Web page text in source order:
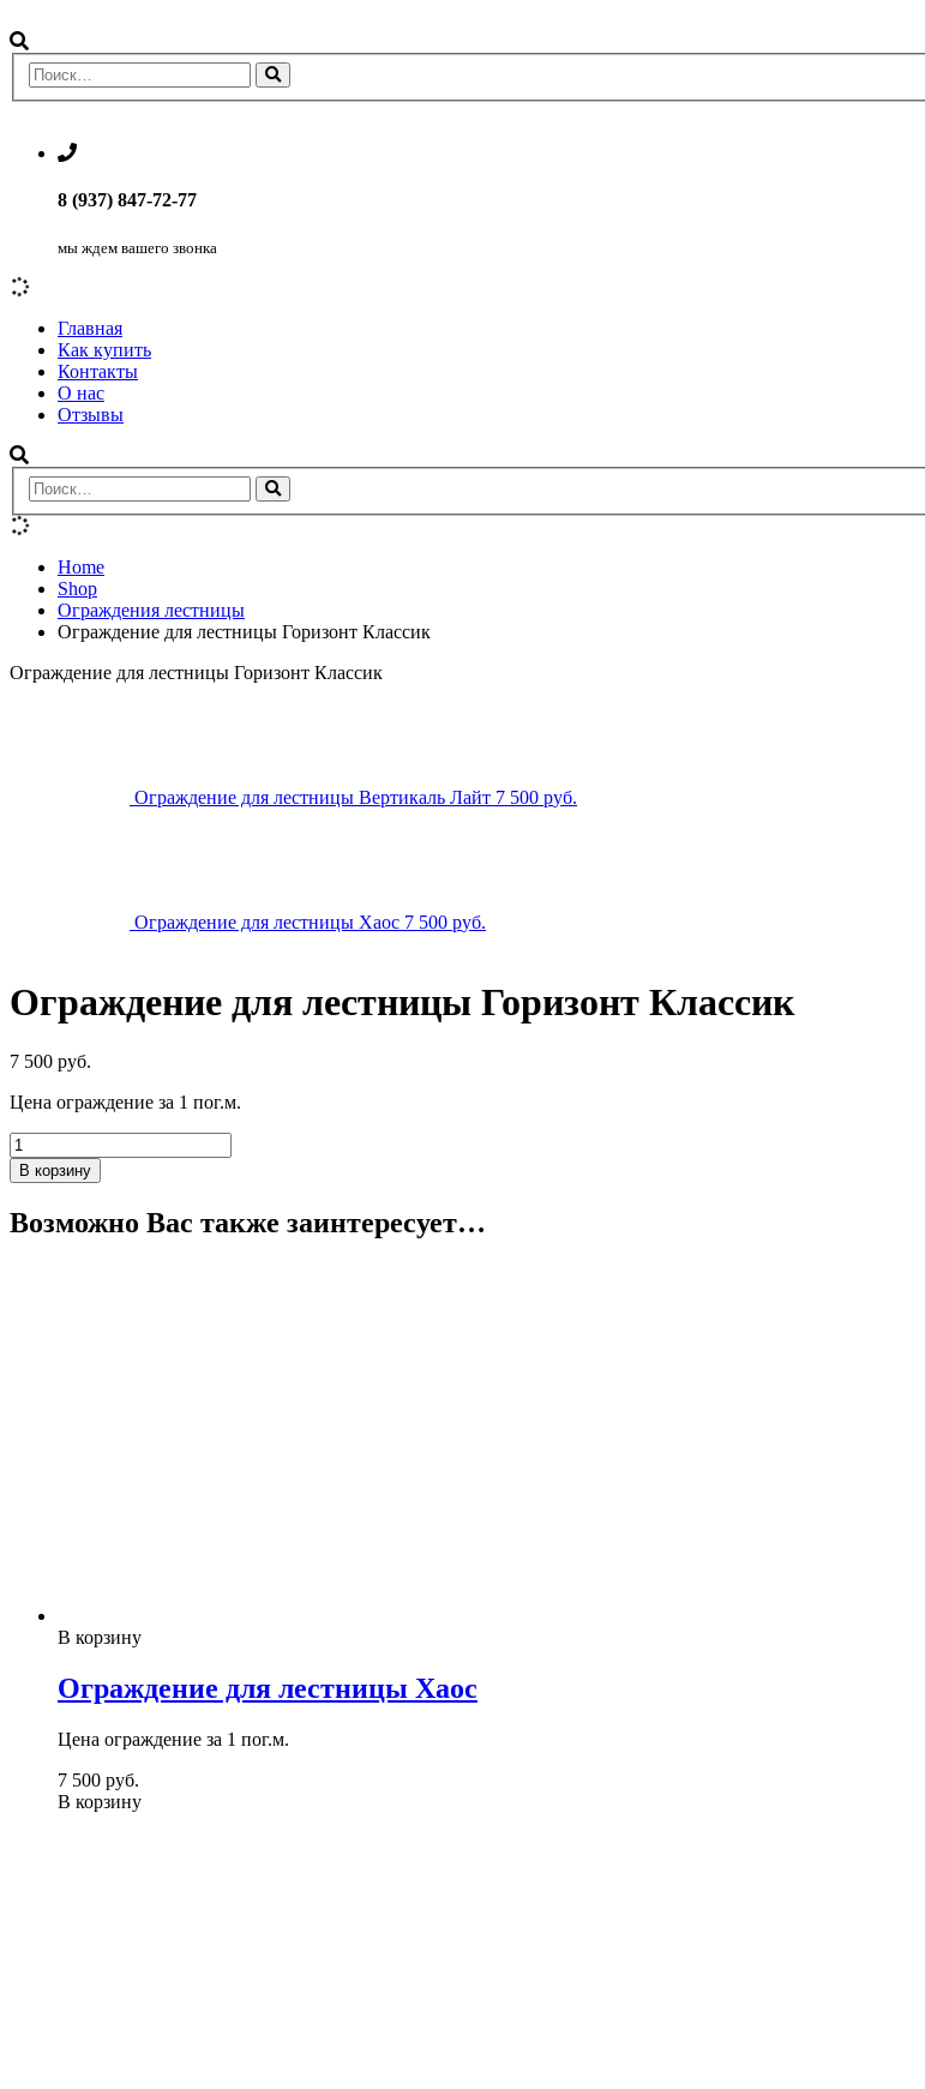
8 (937) 847-72-77
мы ждем вашего звонка
Главная
Как купить
Контакты
О нас
Отзывы
Home
Shop
Ограждения лестницы
Ограждение для лестницы Горизонт Классик
Ограждение для лестницы Горизонт Классик
Ограждение для лестницы Вертикаль Лайт 7 500 руб.
Ограждение для лестницы Хаос 7 500 руб.
Ограждение для лестницы Горизонт Классик
7 500 руб.
Цена ограждение за 1 пог.м.
В корзину
Возможно Вас также заинтересует…
В корзину
Ограждение для лестницы Хаос
Цена ограждение за 1 пог.м.
7 500 руб.
В корзину